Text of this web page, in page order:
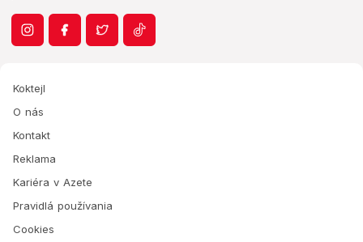
Koktejl
O nás
Kontakt
Reklama
Kariéra v Azete
Pravidlá používania
Cookies